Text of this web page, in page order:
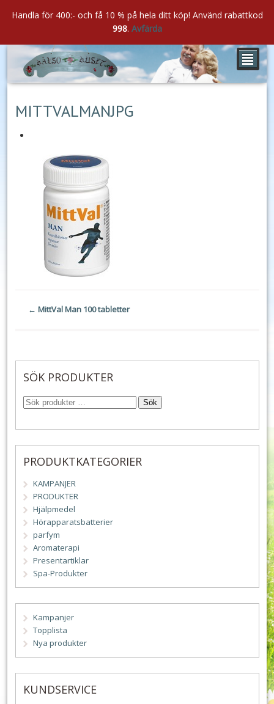
²
MITTVALMANJPG
← MittVal Man 100 tabletter
SÖK PRODUKTER
Sök
PRODUKTKATEGORIER
KAMPANJER
PRODUKTER
Hjälpmedel
Hörapparatsbatterier
parfym
Aromaterapi
Presentartiklar
Spa-Produkter
Kampanjer
Topplista
Nya produkter
KUNDSERVICE
Handla för 400:- och få 10 % på hela ditt köp! Använd rabattkod
998. Avfärda